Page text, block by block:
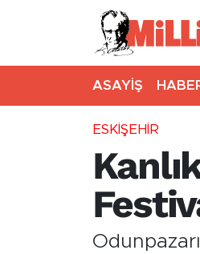
ASAYİŞ
ESKİŞEHİR